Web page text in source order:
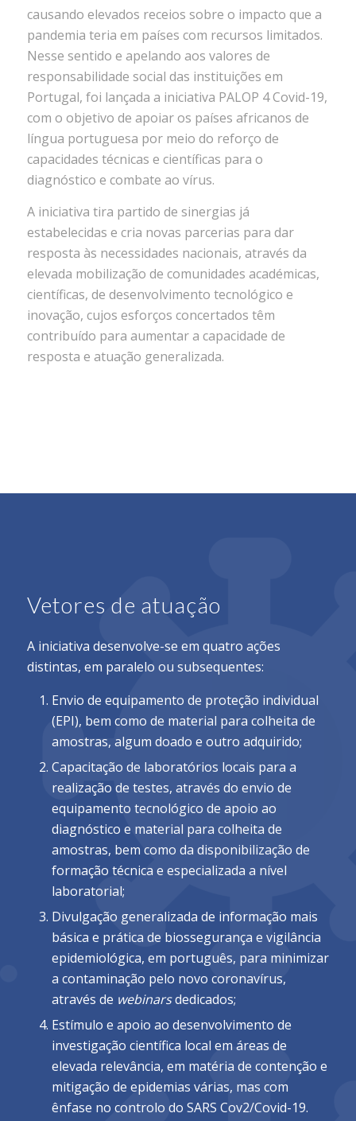
causando elevados receios sobre o impacto que a
pandemia teria em países com recursos limitados.
Nesse sentido e apelando aos valores de
responsabilidade social das instituições em
Portugal, foi lançada a iniciativa PALOP 4 Covid-19,
com o objetivo de apoiar os países africanos de
língua portuguesa por meio do reforço de
capacidades técnicas e científicas para o
diagnóstico e combate ao vírus.
A iniciativa tira partido de sinergias já
estabelecidas e cria novas parcerias para dar
resposta às necessidades nacionais, através da
elevada mobilização de comunidades académicas,
científicas, de desenvolvimento tecnológico e
inovação, cujos esforços concertados têm
contribuído para aumentar a capacidade de
resposta e atuação generalizada.
Vetores de atuação
A iniciativa desenvolve-se em quatro ações
distintas, em paralelo ou subsequentes:
Envio de equipamento de proteção individual
(EPI), bem como de material para colheita de
amostras, algum doado e outro adquirido;
Capacitação de laboratórios locais para a
realização de testes, através do envio de
equipamento tecnológico de apoio ao
diagnóstico e material para colheita de
amostras, bem como da disponibilização de
formação técnica e especializada a nível
laboratorial;
Divulgação generalizada de informação mais
básica e prática de biossegurança e vigilância
epidemiológica, em português, para minimizar
a contaminação pelo novo coronavírus,
através de webinarsdedicados;
Estímulo e apoio ao desenvolvimento de
investigação científica local em áreas de
elevada relevância, em matéria de contenção e
mitigação de epidemias várias, mas com
ênfase no controlo do SARS Cov2/Covid-19.